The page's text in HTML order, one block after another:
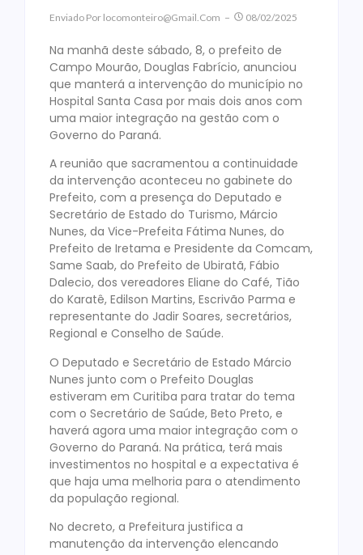
Enviado Por Locomonteiro@gmail.com 08/02/2025
Na manhã deste sábado, 8, o prefeito de
Campo Mourão, Douglas Fabrício, anunciou
que manterá a intervenção do município no
Hospital Santa Casa por mais dois anos com
uma maior integração na gestão com o
Governo do Paraná.
A reunião que sacramentou a continuidade
da intervenção aconteceu no gabinete do
Prefeito, com a presença do Deputado e
Secretário de Estado do Turismo, Márcio
Nunes, da Vice-Prefeita Fátima Nunes, do
Prefeito de Iretama e Presidente da Comcam,
Same Saab, do Prefeito de Ubiratã, Fábio
Dalecio, dos vereadores Eliane do Café, Tião
do Karatê, Edilson Martins, Escrivão Parma e
representante do Jadir Soares, secretários,
Regional e Conselho de Saúde.
O Deputado e Secretário de Estado Márcio
Nunes junto com o Prefeito Douglas
estiveram em Curitiba para tratar do tema
com o Secretário de Saúde, Beto Preto, e
haverá agora uma maior integração com o
Governo do Paraná. Na prática, terá mais
investimentos no hospital e a expectativa é
que haja uma melhoria para o atendimento
da população regional.
No decreto, a Prefeitura justifica a
manutenção da intervenção elencando